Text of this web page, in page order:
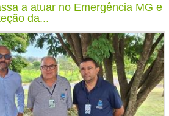
a atuar no Emergência MG e
da...